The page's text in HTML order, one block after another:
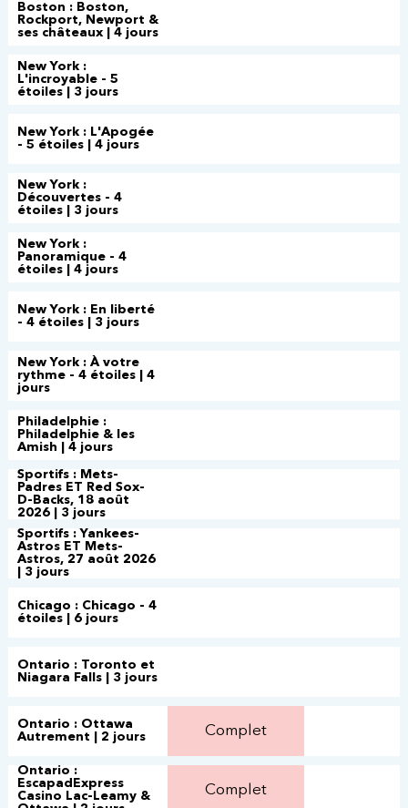
Boston : Boston,
Rockport, Newport &
ses châteaux | 4 jours
New York :
L'incroyable - 5
étoiles | 3 jours
New York : L'Apogée
- 5 étoiles | 4 jours
New York :
Découvertes - 4
étoiles | 3 jours
New York :
Panoramique - 4
étoiles | 4 jours
New York : En liberté
- 4 étoiles | 3 jours
New York : À votre
rythme - 4 étoiles | 4
jours
Philadelphie :
Philadelphie & les
Amish | 4 jours
Sportifs : Mets-
Padres ET Red Sox-
D-Backs, 18 août
2026 | 3 jours
Sportifs : Yankees-
Astros ET Mets-
Astros, 27 août 2026
| 3 jours
Chicago : Chicago - 4
étoiles | 6 jours
Ontario : Toronto et
Niagara Falls | 3 jours
Ontario : Ottawa
Autrement | 2 jours
Ontario :
EscapadExpress
Casino Lac-Leamy &
Complet
Complet